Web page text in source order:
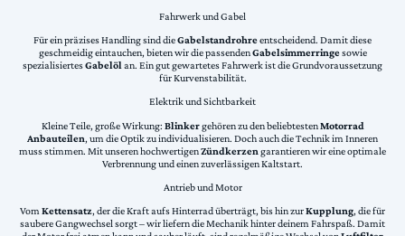
Fahrwerk und Gabel
Für ein präzises Handling sind dieGabelstandrohreentscheidend. Damit diese
geschmeidig eintauchen, bieten wir die passendenGabelsimmerringesowie
spezialisiertesGabelölan. Ein gut gewartetes Fahrwerk ist die Grundvoraussetzung
für Kurvenstabilität.
Elektrik und Sichtbarkeit
Kleine Teile, große Wirkung: Blinkergehören zu den beliebtestenMotorrad
Anbauteilen, um die Optik zu individualisieren. Doch auch die Technik im Inneren
muss stimmen. Mit unseren hochwertigenZündkerzen garantieren wir eine optimale
Verbrennung und einen zuverlässigen Kaltstart.
Antrieb und Motor
VomKettensatz, der die Kraft aufs Hinterrad überträgt, bis hin zurKupplung, die für
saubere Gangwechsel sorgt – wir liefern die Mechanik hinter deinem Fahrspaß. Damit